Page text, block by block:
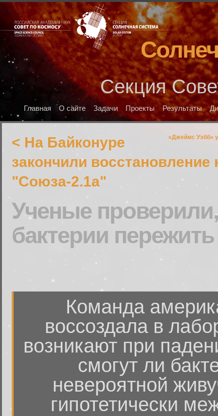
Секция
Главная О сайте Задачи Проекты Результаты
«Джеймс Уэбб»
< На Байконуре
закончили
"Союза-2.1а"
Ученые
бактерии
Команда
воссоздала в
возникают при
смогут ли
невероятной
гипотетически